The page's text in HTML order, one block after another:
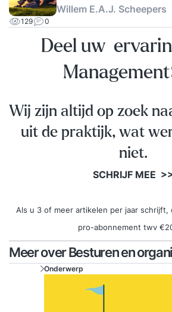
slimme migranten'.
Willem E.A.J. Scheepers
129 0
Deel uw
Wij zijn altijd op zoek
uit de praktijk, wat
niet.
SCHRIJF MEE
Als u 3 of meer artikelen per jaar schrijft,
pro-abonnement twv
Meer over Besturen en
Onderwerp